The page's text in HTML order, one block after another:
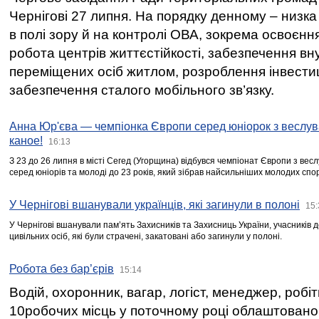
Чернігові 27 липня. На порядку денному –
в полі зору й на контролі ОВА, зокрема освоєння
робота центрів життєстійкості, забезпечення
переміщених осіб житлом, розроблення
забезпечення сталого мобільного зв’язку.
Анна Юр'єва — чемпіонка Європи серед юніорок з
каное!
16:13
З 23 до 26 липня в місті Сегед (Угорщина) відбувся чемпіонат Європи з
серед юніорів та молоді до 23 років, який зібрав найсильніших молодих
У Чернігові вшанували українців, які загинули в полоні
У Чернігові вшанували пам’ять Захисників та Захисниць України,
цивільних осіб, які були страчені, закатовані або загинули у полоні.
Робота без бар’єрів 15:14
Водій, охоронник, вагар, логіст, менеджер,
10робочих місць у поточному році